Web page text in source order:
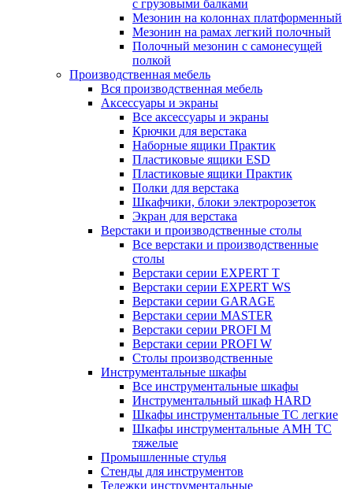
с грузовыми балками
Мезонин на колоннах платформенный
Мезонин на рамах легкий полочный
Полочный мезонин с самонесущей
полкой
Производственная мебель
Вся производственная мебель
Аксессуары и экраны
Все аксессуары и экраны
Крючки для верстака
Наборные ящики Практик
Пластиковые ящики ESD
Пластиковые ящики Практик
Полки для верстака
Шкафчики, блоки электророзеток
Экран для верстака
Верстаки и производственные столы
Все верстаки и производственные
столы
Верстаки серии EXPERT T
Верстаки серии EXPERT WS
Верстаки серии GARAGE
Верстаки серии MASTER
Верстаки серии PROFI M
Верстаки серии PROFI W
Столы производственные
Инструментальные шкафы
Все инструментальные шкафы
Инструментальный шкаф HARD
Шкафы инструментальные ТС легкие
Шкафы инструментальные AMH TC
тяжелые
Промышленные стулья
Стенды для инструментов
Тележки инструментальные